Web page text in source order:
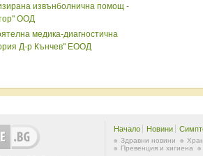
извънболнична помощ -
ООД
медика-диагностична
Д-р Кънчев" ЕООД
център - д-р Мария Николова"
ЦЕНТЪР СВЕТА АННА" ЕООД
Начало Новини
Здравни новини
Превенция и хигиена